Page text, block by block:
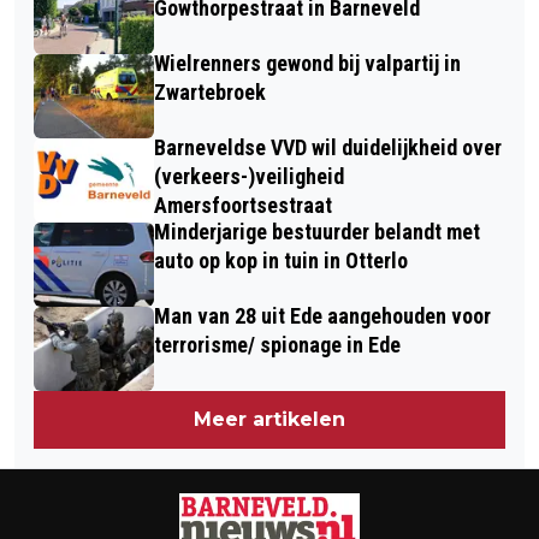
VEREENVOUDIGING
Gowthorpestraat in Barneveld
Wielrenners gewond bij valpartij in
Zwartebroek
Barneveldse VVD wil duidelijkheid over
(verkeers-)veiligheid
Amersfoortsestraat
Minderjarige bestuurder belandt met
auto op kop in tuin in Otterlo
Man van 28 uit Ede aangehouden voor
terrorisme/ spionage in Ede
Meer artikelen